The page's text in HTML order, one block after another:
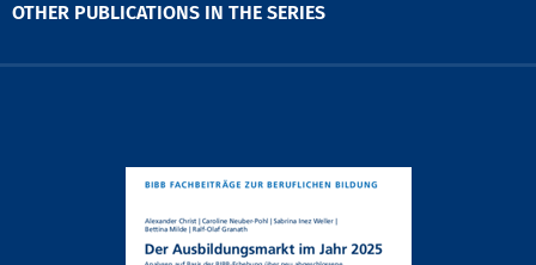
OTHER PUBLICATIONS IN THE SERIES